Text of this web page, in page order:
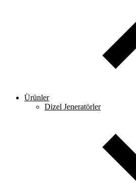
Ürünler
Dizel Jeneratörler